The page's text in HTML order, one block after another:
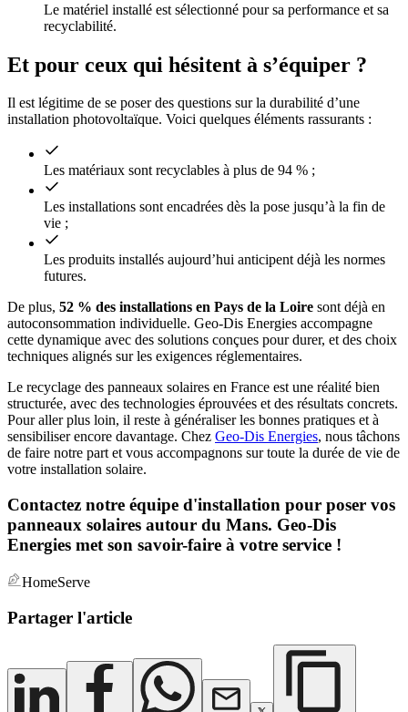
Le matériel installé est sélectionné pour sa performance et sa
recyclabilité.
Et pour ceux qui hésitent à s’équiper ?
Il est légitime de se poser des questions sur la durabilité d’une
installation photovoltaïque. Voici quelques éléments rassurants :
Les matériaux sont recyclables à plus de 94 % ;
Les installations sont encadrées dès la pose jusqu’à la fin de
vie ;
Les produits installés aujourd’hui anticipent déjà les normes
futures.
De plus, 52 % des installations en Pays de la Loire sont déjà en
autoconsommation individuelle. Geo-Dis Energies accompagne
cette dynamique avec des solutions conçues pour durer, et des choix
techniques alignés sur les exigences réglementaires.
Le recyclage des panneaux solaires en France est une réalité bien
structurée, avec des technologies éprouvées et des résultats concrets.
Pour aller plus loin, il reste à généraliser les bonnes pratiques et à
sensibiliser encore davantage. Chez Geo-Dis Energies, nous tâchons
de faire notre part et vous accompagnons sur toute la durée de vie de
votre installation solaire.
Contactez notre équipe d'installation pour poser vos
panneaux solaires autour du Mans. Geo-Dis
Energies met son savoir-faire à votre service !
HomeServe
Partager l'article